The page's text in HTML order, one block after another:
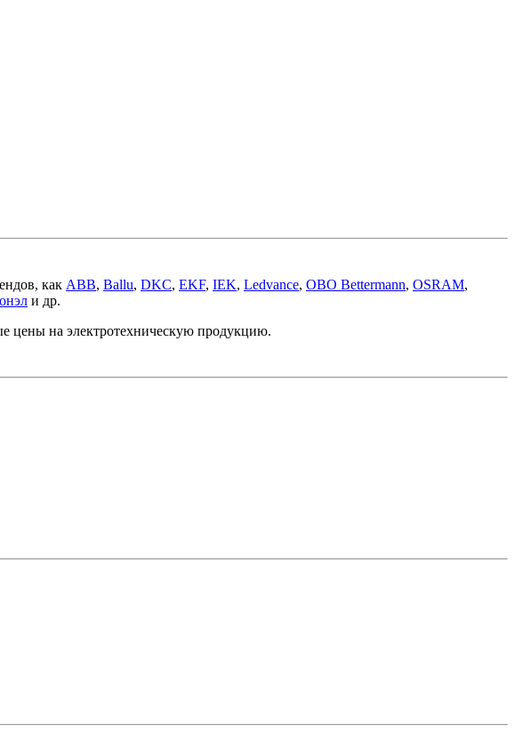
как ABB, Ballu, DKC, EKF, IEK, Ledvance, OBO Bettermann, OSRAM,
и др.
цены на электротехническую продукцию.